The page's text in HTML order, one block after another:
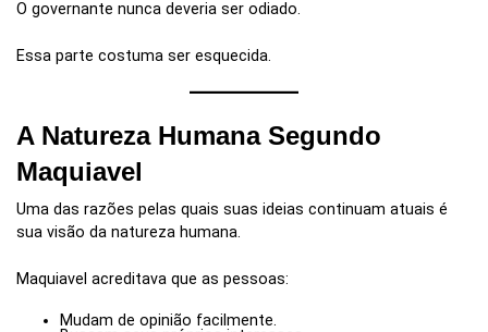
O governante nunca deveria ser odiado.
Essa parte costuma ser esquecida.
A Natureza Humana Segundo
Maquiavel
Uma das razões pelas quais suas ideias continuam atuais é
sua visão da natureza humana.
Maquiavel acreditava que as pessoas:
Mudam de opinião facilmente.